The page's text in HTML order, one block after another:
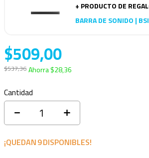
+ PRODUCTO DE
BARRA DE SONIDO |
$509,00
$537,36 Ahorra$28,36
Cantidad
＋
－
¡QUEDAN9DISPONIBLES!